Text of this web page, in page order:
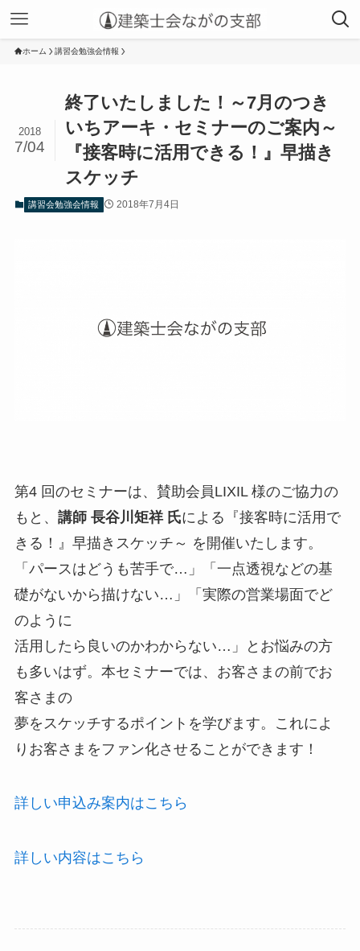
ホーム 講習会勉強会情報
終了いたしました！～7月のつき
いちアーキ・セミナーのご案内～
『接客時に活用できる！』早描き
スケッチ
2018
7/04
講習会勉強会情報 2018年7月4日
第4 回のセミナーは、賛助会員LIXIL 様のご協力の
もと、 講師 長谷川矩祥 氏による『接客時に活用で
きる！』早描きスケッチ～ を開催いたします。
「パースはどうも苦手で…」「一点透視などの基
礎がないから描けない…」「実際の営業場面でど
のように
活用したら良いのかわからない…」とお悩みの方
も多いはず。本セミナーでは、お客さまの前でお
客さまの
夢をスケッチするポイントを学びます。これによ
りお客さまをファン化させることができます！
詳しい申込み案内はこちら
詳しい内容はこちら